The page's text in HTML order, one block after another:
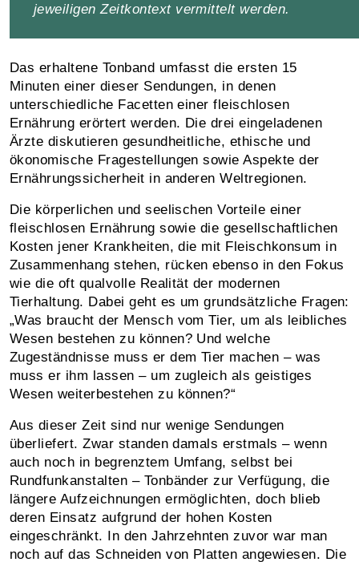
jeweiligen Zeitkontext vermittelt werden.
Das erhaltene Tonband umfasst die ersten 15
Minuten einer dieser Sendungen, in denen
unterschiedliche Facetten einer fleischlosen
Ernährung erörtert werden. Die drei eingeladenen
Ärzte diskutieren gesundheitliche, ethische und
ökonomische Fragestellungen sowie Aspekte der
Ernährungssicherheit in anderen Weltregionen.
Die körperlichen und seelischen Vorteile einer
fleischlosen Ernährung sowie die gesellschaftlichen
Kosten jener Krankheiten, die mit Fleischkonsum in
Zusammenhang stehen, rücken ebenso in den Fokus
wie die oft qualvolle Realität der modernen
Tierhaltung. Dabei geht es um grundsätzliche Fragen:
„Was braucht der Mensch vom Tier, um als leibliches
Wesen bestehen zu können? Und welche
Zugeständnisse muss er dem Tier machen – was
muss er ihm lassen – um zugleich als geistiges
Wesen weiterbestehen zu können?“
Aus dieser Zeit sind nur wenige Sendungen
überliefert. Zwar standen damals erstmals – wenn
auch noch in begrenztem Umfang, selbst bei
Rundfunkanstalten – Tonbänder zur Verfügung, die
längere Aufzeichnungen ermöglichten, doch blieb
deren Einsatz aufgrund der hohen Kosten
eingeschränkt. In den Jahrzehnten zuvor war man
noch auf das Schneiden von Platten angewiesen. Die